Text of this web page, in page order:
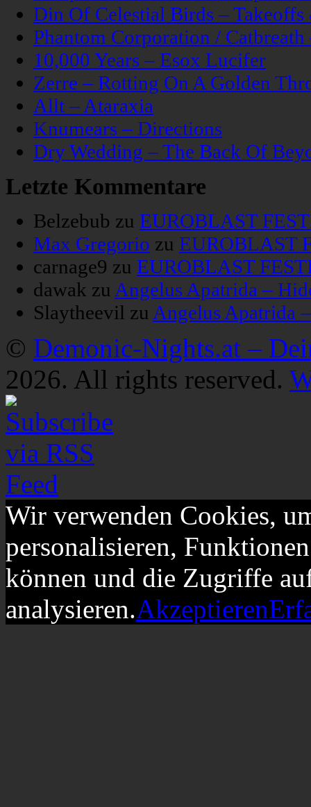
Din Of Celestial Birds –
Phantom Corporation /
10,000 Years – Esox Lucifer
Zerre – Rotting On A Golden
Allt – Ataraxia
Knumears – Directions
Dry Wedding – The Back Of
Letzte Kommentare
Belzebub zu EUROBLAST
Max Gregorio zu EUROBLAST
carnage9 zu EUROBLAST
dawak zu Angelus Apatrida –
Slaytheevil zu Angelus Apatrida
© Demonic-Nights.at –
2026. All rights reserved.
Wir verwenden Cookies,
personalisieren,
können und die Zugriffe
analysieren.Akzeptieren